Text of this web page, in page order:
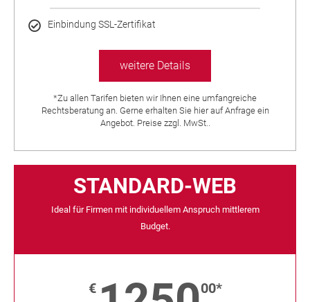
Einbindung SSL-Zertifikat
weitere Details
*Zu allen Tarifen bieten wir Ihnen eine umfangreiche
Rechtsberatung an. Gerne erhalten Sie hier auf Anfrage ein
Angebot. Preise zzgl. MwSt..
STANDARD-WEB
Ideal für Firmen mit individuellem Anspruch mittlerem
Budget.
€ 00*